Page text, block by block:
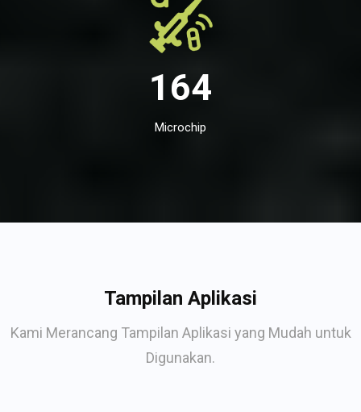
164
Microchip
Tampilan Aplikasi
Kami Merancang Tampilan Aplikasi yang Mudah untuk
Digunakan.